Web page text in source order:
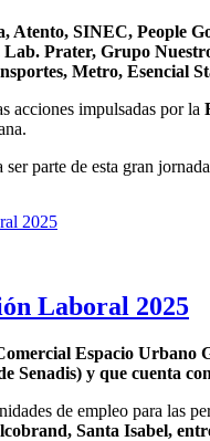
SINEC, People
Prater, Grupo
Metro, Esencial
acciones impulsadas por la
ser parte de esta gran
Laboral 2025
Espacio Urbano
Senadis) y que cuenta
de empleo para las
Santa Isabel,